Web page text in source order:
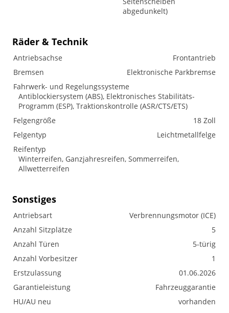
abgedunkelt)
Räder & Technik
Antriebsachse
Frontantrieb
Bremsen
Elektronische Parkbremse
Fahrwerk- und Regelungssysteme
Antiblockiersystem (ABS), Elektronisches Stabilitäts-
Programm (ESP), Traktionskontrolle (ASR/CTS/ETS)
Felgengröße
18 Zoll
Felgentyp
Leichtmetallfelge
Reifentyp
Winterreifen, Ganzjahresreifen, Sommerreifen,
Allwetterreifen
Sonstiges
Antriebsart
Verbrennungsmotor (ICE)
Anzahl Sitzplätze
5
Anzahl Türen
5-türig
Anzahl Vorbesitzer
1
Erstzulassung
01.06.2026
Garantieleistung
Fahrzeuggarantie
HU/AU neu
vorhanden